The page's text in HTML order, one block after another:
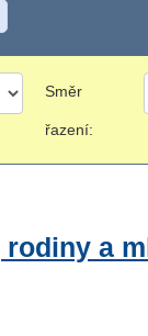
Směr
řazení:
a